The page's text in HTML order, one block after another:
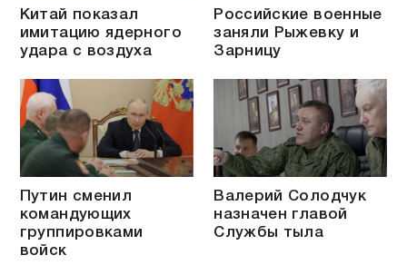
Китай показал
имитацию ядерного
удара с воздуха
Российские военные
заняли Рыжевку и
Зарницу
Путин сменил
командующих
группировками
войск
Валерий Солодчук
назначен главой
Службы тыла